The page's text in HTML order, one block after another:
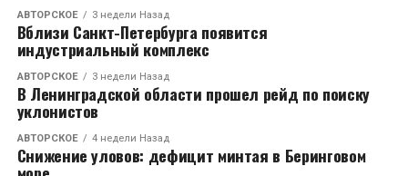
АВТОРСКОЕ 3 недели Назад
Вблизи Санкт-Петербурга появится
индустриальный комплекс
АВТОРСКОЕ 3 недели Назад
В Ленинградской области прошел рейд по поиску
уклонистов
АВТОРСКОЕ 4 недели Назад
Снижение уловов: дефицит минтая в Беринговом